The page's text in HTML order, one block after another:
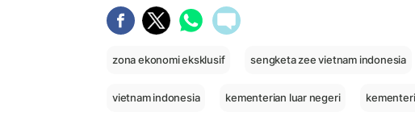
zona ekonomi eksklusif sengketa zee vietnam indonesia
vietnam indonesia kementerian luar negeri